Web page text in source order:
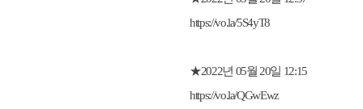
https://vo.la/5S4yT8
★2022년 05월 20일 12:15
https://vo.la/QGwEwz